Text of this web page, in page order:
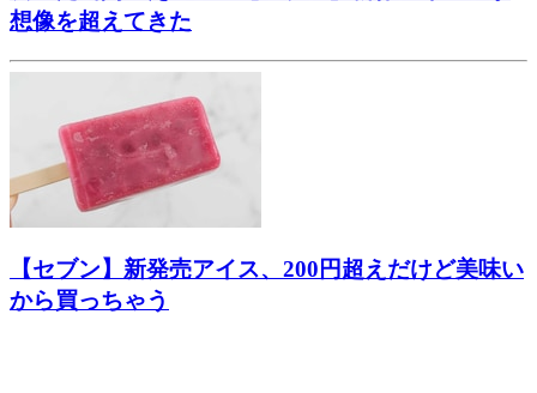
想像を超えてきた
【セブン】新発売アイス、200円超えだけど美味い
から買っちゃう